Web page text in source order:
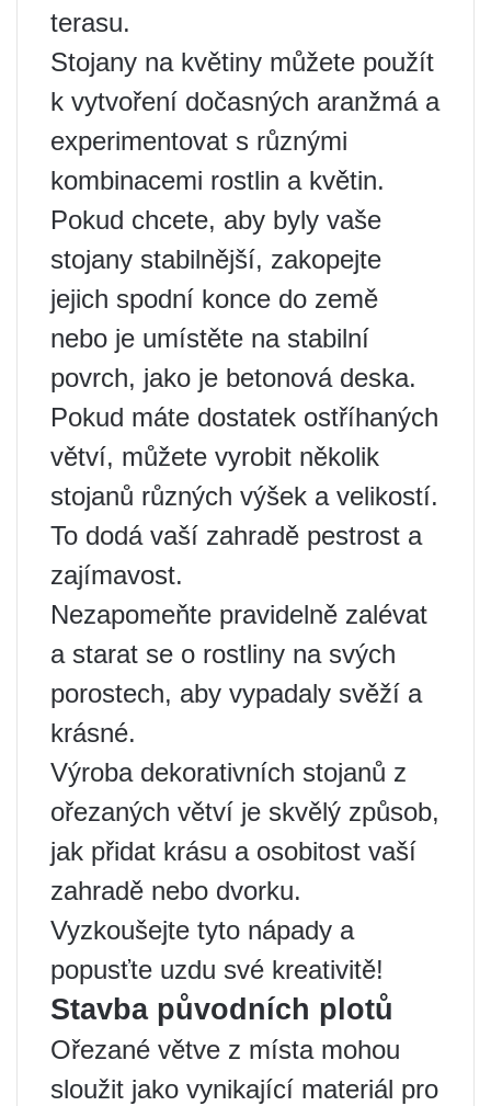
terasu.
Stojany na květiny můžete použít
k vytvoření dočasných aranžmá a
experimentovat s různými
kombinacemi rostlin a květin.
Pokud chcete, aby byly vaše
stojany stabilnější, zakopejte
jejich spodní konce do země
nebo je umístěte na stabilní
povrch, jako je betonová deska.
Pokud máte dostatek ostříhaných
větví, můžete vyrobit několik
stojanů různých výšek a velikostí.
To dodá vaší zahradě pestrost a
zajímavost.
Nezapomeňte pravidelně zalévat
a starat se o rostliny na svých
porostech, aby vypadaly svěží a
krásné.
Výroba dekorativních stojanů z
ořezaných větví je skvělý způsob,
jak přidat krásu a osobitost vaší
zahradě nebo dvorku.
Vyzkoušejte tyto nápady a
popusťte uzdu své kreativitě!
Stavba původních plotů
Ořezané větve z místa mohou
sloužit jako vynikající materiál pro